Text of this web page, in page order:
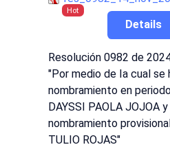
Hot
Details
Resolución 0982 de
"Por medio de Ia cual se
nombramiento en
DAYSSI PAOLA JOJOA
nombramiento
TULIO ROJAS"